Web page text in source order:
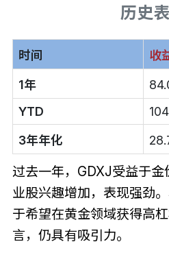
历史
时间 收
1年
YTD
3年年化
过去一年，GDXJ受益于
业股兴趣增加，表现强劲
于希望在黄金领域获得高
言，仍具有吸引力。